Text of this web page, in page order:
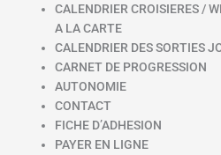
CALENDRIER CROISIERES /
A LA CARTE
CALENDRIER DES SORTIES
CARNET DE PROGRESSION
AUTONOMIE
CONTACT
FICHE D’ADHESION
PAYER EN LIGNE